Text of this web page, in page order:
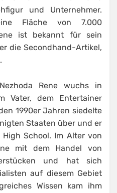
und Unternehmer.
Fläche von 7.000
ist bekannt für sein
die Secondhand-Artikel,
Rene wuchs in
Vater, dem Entertainer
1990er Jahren siedelte
Staaten über und er
School. Im Alter von
mit dem Handel von
und hat sich
auf diesem Gebiet
Wissen kam ihm